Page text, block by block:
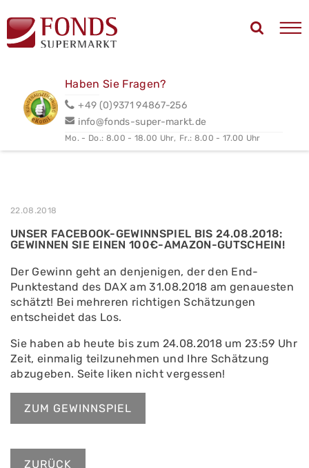
Haben Sie Fragen?
+49 (0)9371 94867-256
info@fonds-super-markt.de
Mo. - Do.: 8.00 - 18.00 Uhr, Fr.: 8.00 - 17.00 Uhr
22.08.2018
UNSER FACEBOOK-GEWINNSPIEL BIS 24.08.2018:
GEWINNEN SIE EINEN 100€-AMAZON-GUTSCHEIN!
Der Gewinn geht an denjenigen, der den End-
Punktestand des DAX am 31.08.2018 am genauesten
schätzt! Bei mehreren richtigen Schätzungen
entscheidet das Los.
Sie haben ab heute bis zum 24.08.2018 um 23:59 Uhr
Zeit, einmalig teilzunehmen und Ihre Schätzung
abzugeben. Seite liken nicht vergessen!
ZUM GEWINNSPIEL
ZURÜCK